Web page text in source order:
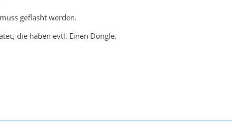
geflasht werden.
die haben evtl. Einen Dongle.